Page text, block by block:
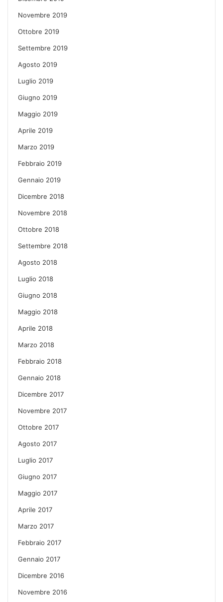
Novembre 2019
Ottobre 2019
Settembre 2019
Agosto 2019
Luglio 2019
Giugno 2019
Maggio 2019
Aprile 2019
Marzo 2019
Febbraio 2019
Gennaio 2019
Dicembre 2018
Novembre 2018
Ottobre 2018
Settembre 2018
Agosto 2018
Luglio 2018
Giugno 2018
Maggio 2018
Aprile 2018
Marzo 2018
Febbraio 2018
Gennaio 2018
Dicembre 2017
Novembre 2017
Ottobre 2017
Agosto 2017
Luglio 2017
Giugno 2017
Maggio 2017
Aprile 2017
Marzo 2017
Febbraio 2017
Gennaio 2017
Dicembre 2016
Novembre 2016